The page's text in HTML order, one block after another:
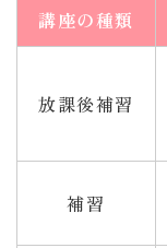
講座の種類
放課後補習
補習